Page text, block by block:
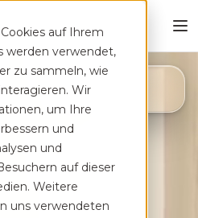
auf Ihrem
werden verwendet,
zu sammeln, wie
Wir
um Ihre
und
und
auf dieser
Weitere
uns verwendeten